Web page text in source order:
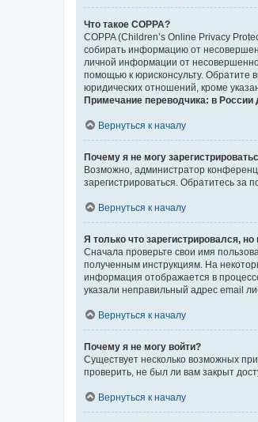
Что такое COPPA?
COPPA (Children’s Online Privacy
собирать информацию от
личной информации от
помощью к юрисконсульту. Обратите
юридических отношений, кроме
Примечание переводчика: в
Вернуться к началу
Почему я не могу
Возможно, администратор
зарегистрироваться. Обратитесь за
Вернуться к началу
Я только что зарегистрировался, но
Сначала проверьте свои имя
полученным инструкциям. На
информация отображается в
указали неправильный адрес email
Вернуться к началу
Почему я не могу войти?
Существует несколько возможных
проверить, не был ли вам закрыт
Вернуться к началу